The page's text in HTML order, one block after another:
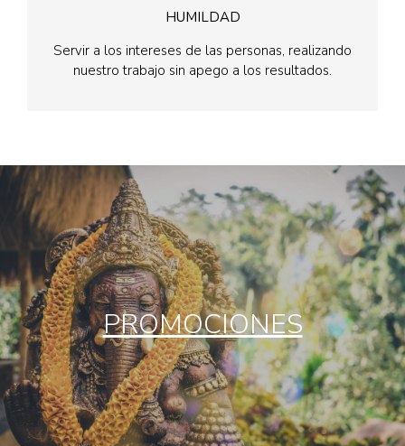
HUMILDAD
Servir a los intereses de las personas, realizando
nuestro trabajo sin apego a los resultados.
PROMOCIONES